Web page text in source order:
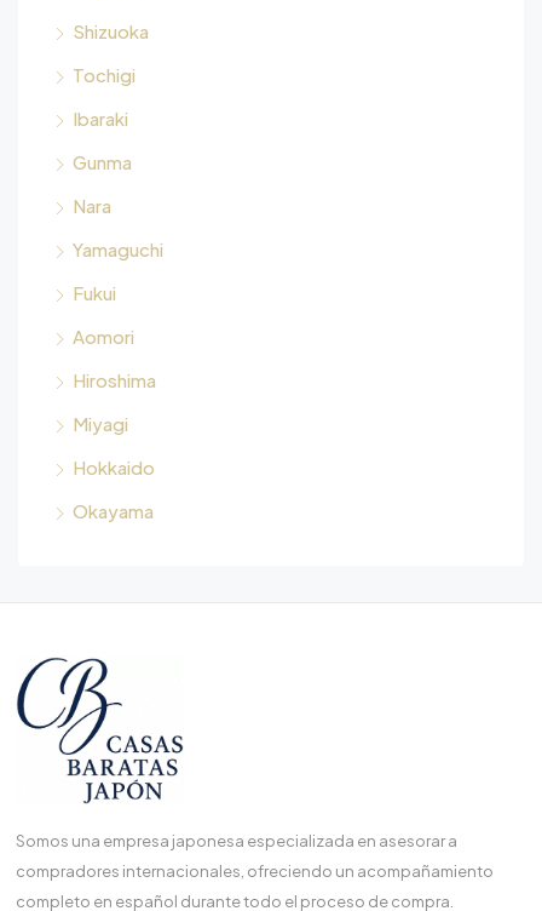
Shizuoka
Tochigi
Ibaraki
Gunma
Nara
Yamaguchi
Fukui
Aomori
Hiroshima
Miyagi
Hokkaido
Okayama
Somos una empresa japonesa especializada en asesorar a
compradores internacionales, ofreciendo un acompañamiento
completo en español durante todo el proceso de compra.